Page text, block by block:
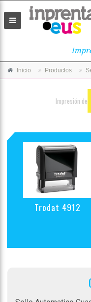
Inicio Productos
Impresión de
Trodat 4912